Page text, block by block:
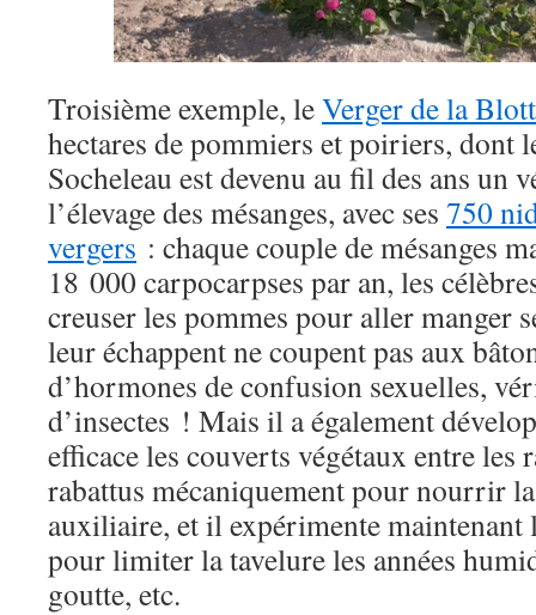
Troisième exemple, leVerger de la
hectares de pommiers et poiriers, dont
Socheleau est devenu au fil des ans un
l’élevage des mésanges, avec ses 750
vergers : chaque couple de mésanges
18 000 carpocarpses par an, les
creuser les pommes pour aller manger
leur échappent ne coupent pas aux
d’hormones de confusion sexuelles,
d’insectes ! Mais il a également
efficace les couverts végétaux entre les
rabattus mécaniquement pour nourrir
auxiliaire, et il expérimente maintenant
pour limiter la tavelure les années
goutte, etc.